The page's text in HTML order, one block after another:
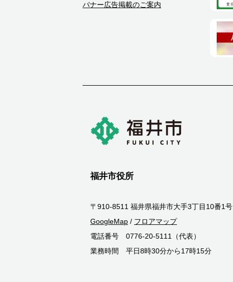
バナー広告掲載のご案内
福井市役所
〒910-8511 福井県福井市大手3丁目10番1号
GoogleMap / フロアマップ
電話番号 0776-20-5111（代表）
業務時間 平日8時30分から17時15分